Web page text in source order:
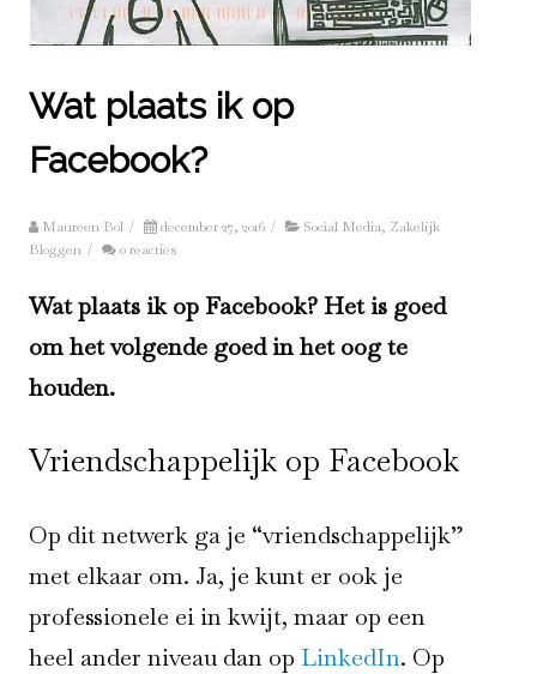
Wat plaats ik op
Facebook?
Maureen Bol / december 27, 2016 / Social Media, Zakelijk
Bloggen / 0 reacties
Wat plaats ik op Facebook? Het is goed
om het volgende goed in het oog te
houden.
Vriendschappelijk op Facebook
Op dit netwerk ga je “vriendschappelijk”
met elkaar om. Ja, je kunt er ook je
professionele ei in kwijt, maar op een
heel ander niveau dan op LinkedIn. Op